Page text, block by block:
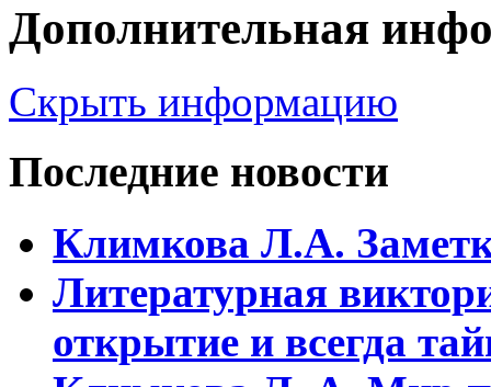
Дополнительная
Скрыть информацию
Последние новости
Климкова Л.А.
Литературная
открытие и всегда